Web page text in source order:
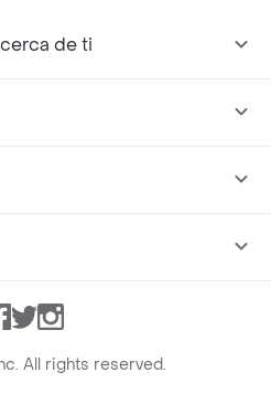
de ti
TwitterInstagram
All rights reserved.